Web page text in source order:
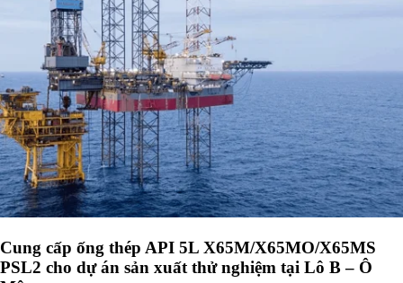
Cung cấp ống thép API 5L X65M/X65MO/X65MS
PSL2 cho dự án sản xuất thử nghiệm tại Lô B – Ô